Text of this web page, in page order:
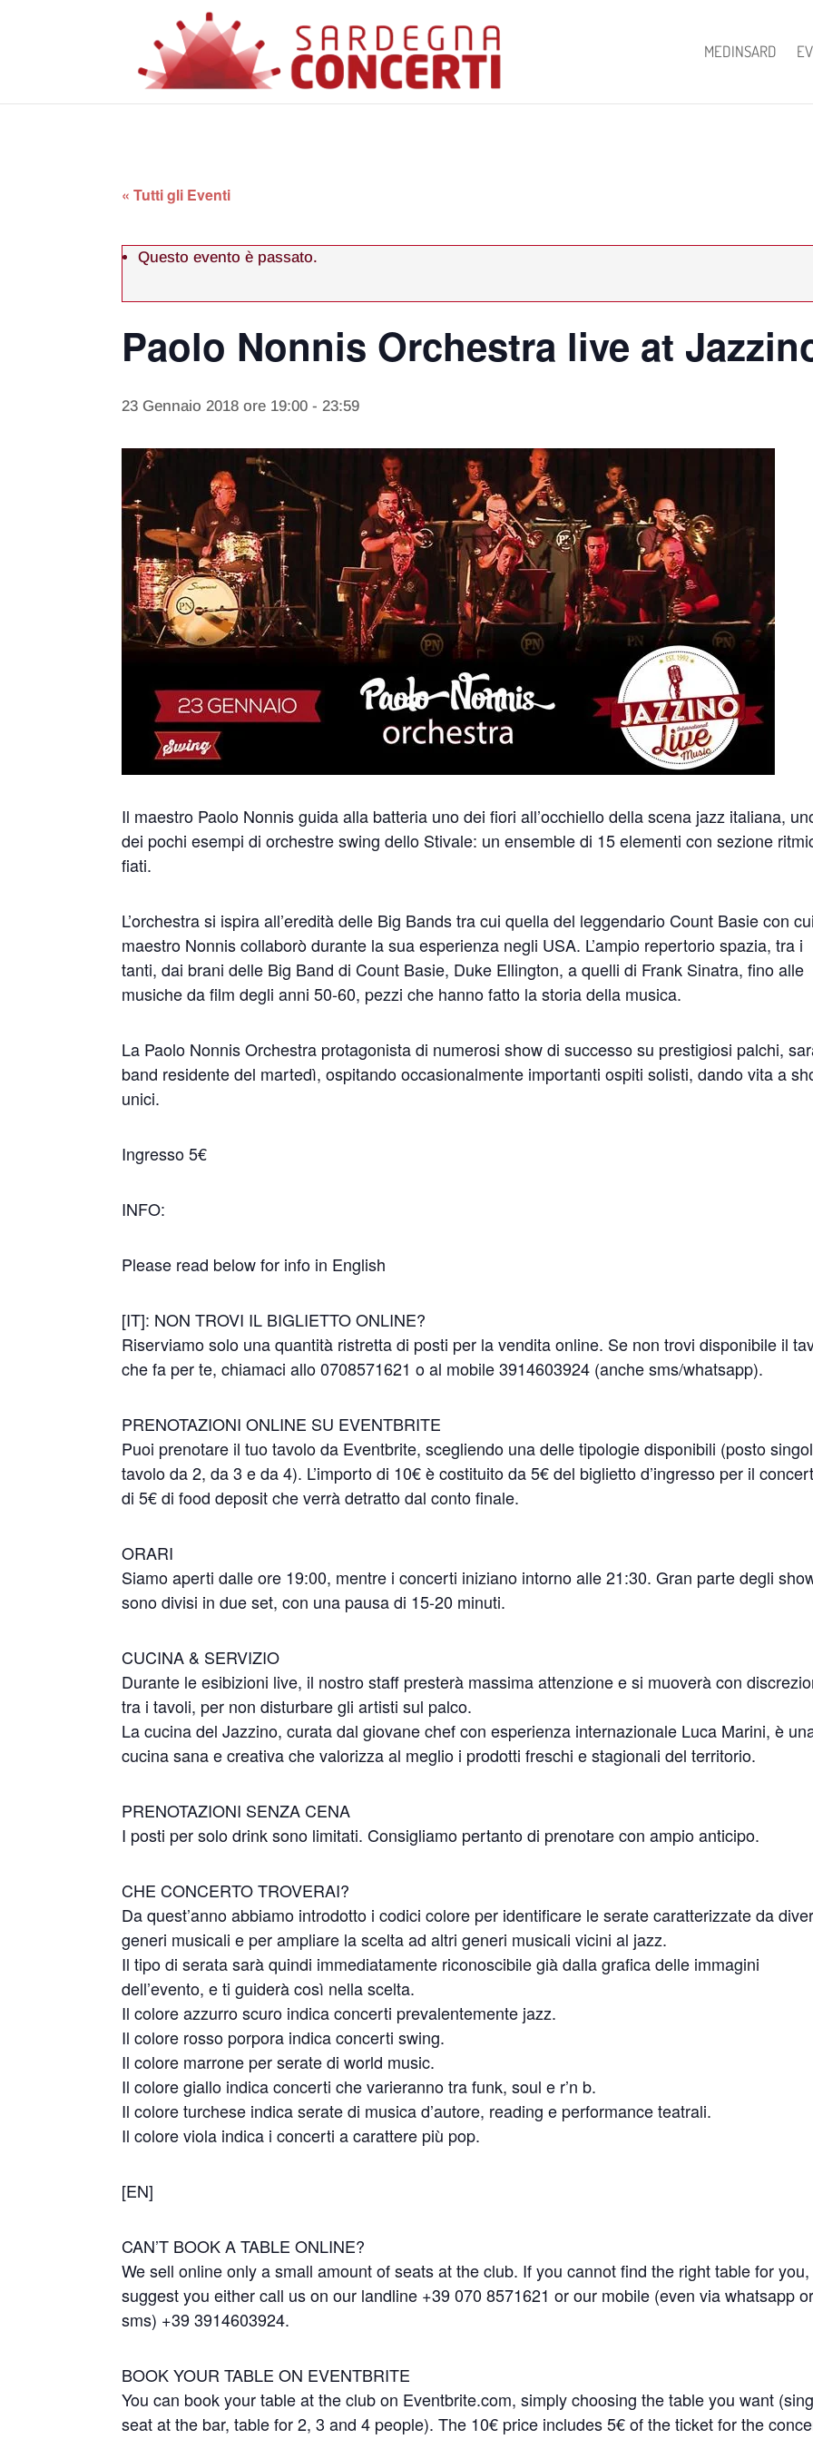
MEDINSARD
« Tutti gli Eventi
Questo evento è passato.
Paolo Nonnis Orchestra live at
23 Gennaio 2018 ore 19:00 -23:59
Il maestro Paolo Nonnis guida alla batteria uno dei fiori all’occhiello della scena jazz italiana,
dei pochi esempi di orchestre swing dello Stivale: un ensemble di 15 elementi con sezione
fiati.
L’orchestra si ispira all’eredità delle Big Bands tra cui quella del leggendario Count Basie con
maestro Nonnis collaborò durante la sua esperienza negli USA. L’ampio repertorio spazia, tra i
tanti, dai brani delle Big Band di Count Basie, Duke Ellington, a quelli di Frank Sinatra, fino alle
musiche da film degli anni 50-60, pezzi che hanno fatto la storia della musica.
La Paolo Nonnis Orchestra protagonista di numerosi show di successo su prestigiosi palchi,
band residente del martedì, ospitando occasionalmente importanti ospiti solisti, dando vita a
unici.
Ingresso 5€
INFO:
Please read below for info in English
[IT]: NON TROVI IL BIGLIETTO ONLINE?
Riserviamo solo una quantità ristretta di posti per la vendita online. Se non trovi disponibile il
che fa per te, chiamaci allo 0708571621 o al mobile 3914603924 (anche sms/whatsapp).
PRENOTAZIONI ONLINE SU EVENTBRITE
Puoi prenotare il tuo tavolo da Eventbrite, scegliendo una delle tipologie disponibili (posto
tavolo da 2, da 3 e da 4). L’importo di 10€ è costituito da 5€ del biglietto d’ingresso per il
di 5€ di food deposit che verrà detratto dal conto finale.
ORARI
Siamo aperti dalle ore 19:00, mentre i concerti iniziano intorno alle 21:30. Gran parte degli
sono divisi in due set, con una pausa di 15-20 minuti.
CUCINA & SERVIZIO
Durante le esibizioni live, il nostro staff presterà massima attenzione e si muoverà con
tra i tavoli, per non disturbare gli artisti sul palco.
La cucina del Jazzino, curata dal giovane chef con esperienza internazionale Luca Marini, è
cucina sana e creativa che valorizza al meglio i prodotti freschi e stagionali del territorio.
PRENOTAZIONI SENZA CENA
I posti per solo drink sono limitati. Consigliamo pertanto di prenotare con ampio anticipo.
CHE CONCERTO TROVERAI?
Da quest’anno abbiamo introdotto i codici colore per identificare le serate caratterizzate da
generi musicali e per ampliare la scelta ad altri generi musicali vicini al jazz.
Il tipo di serata sarà quindi immediatamente riconoscibile già dalla grafica delle immagini
dell’evento, e ti guiderà così nella scelta.
Il colore azzurro scuro indica concerti prevalentemente jazz.
Il colore rosso porpora indica concerti swing.
Il colore marrone per serate di world music.
Il colore giallo indica concerti che varieranno tra funk, soul e r’n b.
Il colore turchese indica serate di musica d’autore, reading e performance teatrali.
Il colore viola indica i concerti a carattere più pop.
[EN]
CAN’T BOOK A TABLE ONLINE?
We sell online only a small amount of seats at the club. If you cannot find the right table for
suggest you either call us on our landline +39 070 8571621 or our mobile (even via whatsapp or
sms) +39 3914603924.
BOOK YOUR TABLE ON EVENTBRITE
You can book your table at the club on Eventbrite.com, simply choosing the table you want
seat at the bar, table for 2, 3 and 4 people). The 10€ price includes 5€ of the ticket for the